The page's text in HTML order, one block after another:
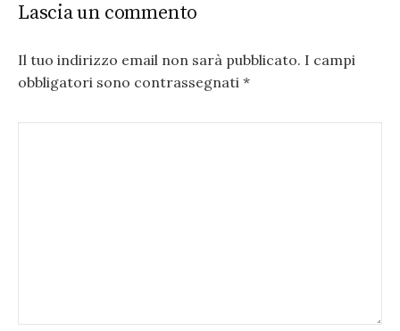
Lascia un commento
Il tuo indirizzo email non sarà pubblicato. I campi
obbligatori sono contrassegnati *